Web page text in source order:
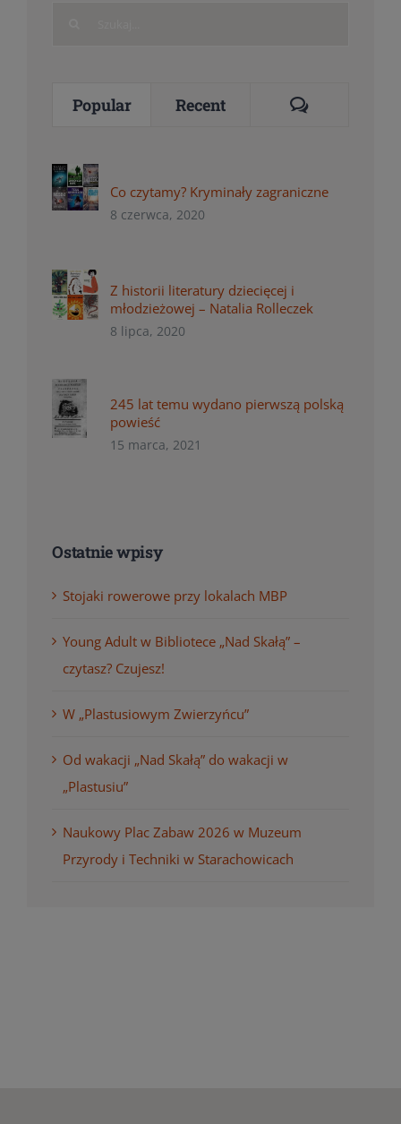
Popular Recent Comments
Co czytamy? Kryminały zagraniczne
8 czerwca, 2020
Z historii literatury dziecięcej i
młodzieżowej – Natalia Rolleczek
8 lipca, 2020
245 lat temu wydano pierwszą polską
powieść
15 marca, 2021
Ostatnie wpisy
Stojaki rowerowe przy lokalach MBP
Young Adult w Bibliotece „Nad Skałą” –
czytasz? Czujesz!
W „Plastusiowym Zwierzyńcu”
Od wakacji „Nad Skałą” do wakacji w
„Plastusiu”
Naukowy Plac Zabaw 2026 w Muzeum
Przyrody i Techniki w Starachowicach